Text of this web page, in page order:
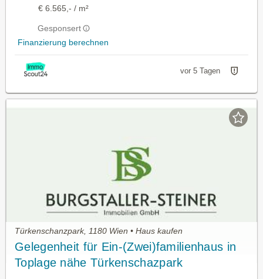
€ 6.565,- / m²
Gesponsert
Finanzierung berechnen
vor 5 Tagen
Türkenschanzpark, 1180 Wien • Haus kaufen
Gelegenheit für Ein-(Zwei)familienhaus in
Toplage nähe Türkenschazpark